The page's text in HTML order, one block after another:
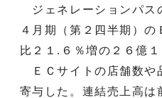
ジェネレーションパス
４月期（第２四半期）の
比２１.６％増の２６億
ＥＣサイトの店舗数や
寄与した。連結売上高は